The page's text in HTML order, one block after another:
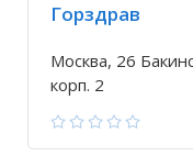
Горздрав
Москва, 26
корп. 2